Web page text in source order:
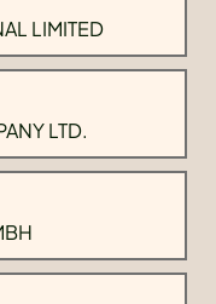
LIMITED
LTD.